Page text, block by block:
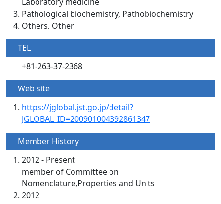
Pathological biochemistry, Pathobiochemistry
Others, Other
TEL
+81-263-37-2368
Web site
https://jglobal.jst.go.jp/detail?
JGLOBAL_ID=200901004392861347
Member History
2012 - Present
member of Committee on
Nomenclature,Properties and Units
2012